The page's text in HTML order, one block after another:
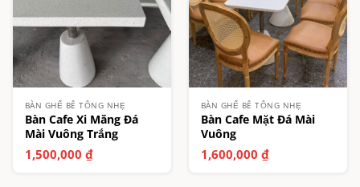
BÀN GHẾ BÊ TÔNG NHẸ
Bàn Cafe Xi Măng Đá
Mài Vuông Trắng
1,500,000 ₫
BÀN GHẾ BÊ TÔNG NHẸ
Bàn Cafe Mặt Đá Mài
Vuông
1,600,000 ₫